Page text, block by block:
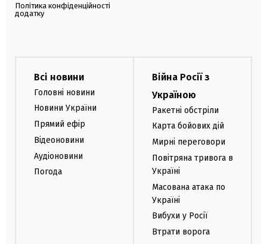
Політика конфіденційності
додатку
Всі новини
Головні новини
Новини України
Прямий ефір
Відеоновини
Аудіоновини
Погода
Війна Росії з
Україною
Ракетні обстріли
Карта бойових дій
Мирні переговори
Повітряна тривога в
Україні
Масована атака по
Україні
Вибухи у Росії
Втрати ворога